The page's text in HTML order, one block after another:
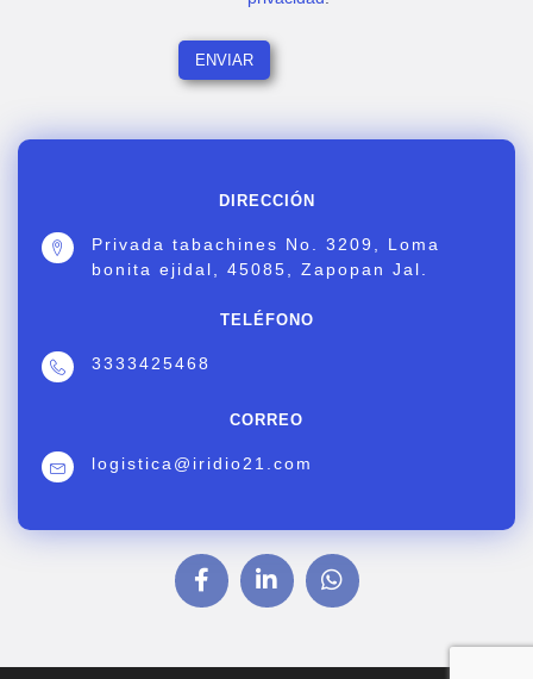
DIRECCIÓN
Privada tabachines No. 3209, Loma
bonita ejidal, 45085, Zapopan Jal.
TELÉFONO
3333425468
CORREO
logistica@iridio21.com